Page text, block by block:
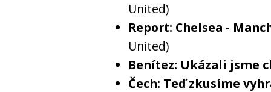
United)
Report: Chelsea -
United)
Benítez: Ukázali jsme
Čech: Teď zkusíme